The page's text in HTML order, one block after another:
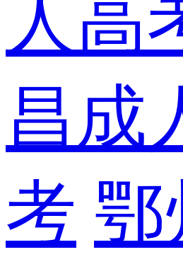
人高
昌成
考 鄂